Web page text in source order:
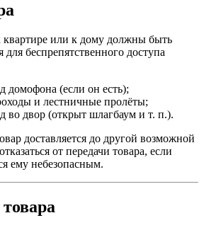
квартире или к дому должны быть
беспрепятственного доступа
домофона (если он есть);
и лестничные пролёты;
во двор (открыт шлагбаум и т. п.).
доставляется до другой возможной
от передачи товара, если
ему небезопасным.